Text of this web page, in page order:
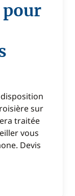
sur
traitée
vous
Devis